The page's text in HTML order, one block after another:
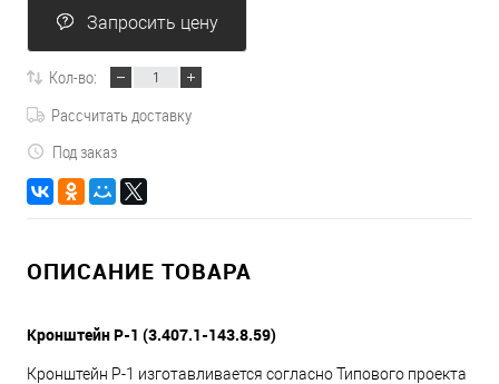
Запросить цену
Кол-во:
Рассчитать доставку
Под заказ
ОПИСАНИЕ ТОВАРА
Кронштейн Р-1 (3.407.1-143.8.59)
Кронштейн Р-1 изготавливается согласно Типового проекта